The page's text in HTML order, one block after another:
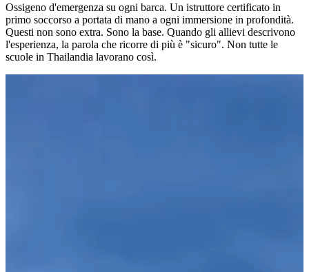
Ossigeno d'emergenza su ogni barca. Un istruttore certificato in
primo soccorso a portata di mano a ogni immersione in profondità.
Questi non sono extra. Sono la base. Quando gli allievi descrivono
l'esperienza, la parola che ricorre di più è "sicuro". Non tutte le
scuole in Thailandia lavorano così.